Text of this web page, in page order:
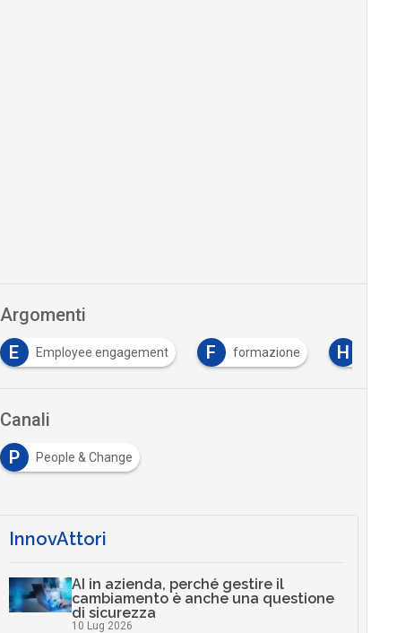
Argomenti
E Employee engagement F formazione H
Canali
P
People & Change
InnovAttori
AI in azienda, perché gestire il
cambiamento è anche una questione
di sicurezza
10 Lug 2026